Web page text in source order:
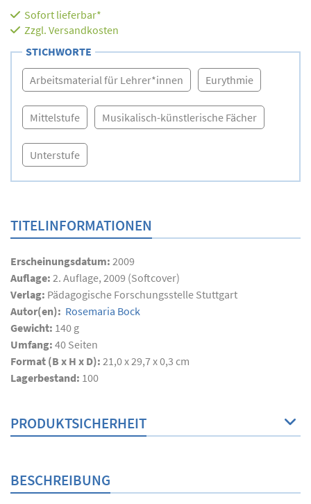
Sofort lieferbar*
Zzgl. Versandkosten
STICHWORTE
Arbeitsmaterial für Lehrer*innen Eurythmie
Mittelstufe Musikalisch-künstlerische Fächer
Unterstufe
TITELINFORMATIONEN
Erscheinungsdatum: 2009
Auflage: 2. Auflage, 2009 (Softcover)
Verlag: Pädagogische Forschungsstelle Stuttgart
Autor(en): Rosemaria Bock
Gewicht: 140 g
Umfang: 40 Seiten
Format (B x H x D): 21,0 x 29,7 x 0,3 cm
Lagerbestand: 100
PRODUKTSICHERHEIT
BESCHREIBUNG